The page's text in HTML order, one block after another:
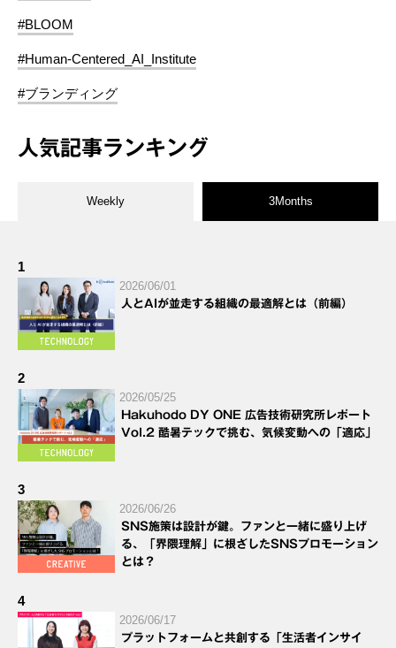
#BLOOM
#Human-Centered_AI_Institute
#ブランディング
人気記事ランキング
Weekly 3Months
1
2026/06/01
人とAIが並走する組織の最適解とは（前編）
2
2026/05/25
Hakuhodo DY ONE 広告技術研究所レポート
Vol.2 酷暑テックで挑む、気候変動への「適応」
3
2026/06/26
SNS施策は設計が鍵。ファンと一緒に盛り上げ
る、「界隈理解」に根ざしたSNSプロモーション
とは？
4
2026/06/17
プラットフォームと共創する「生活者インサイ